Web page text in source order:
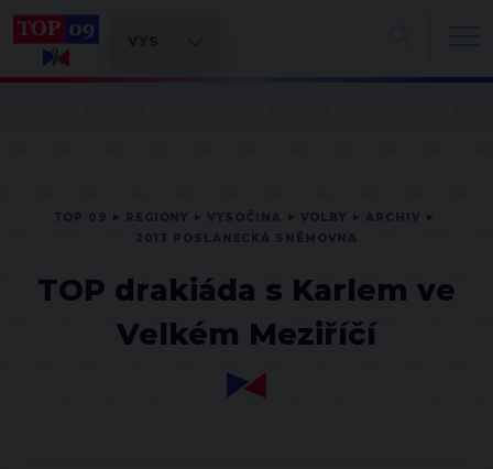
TOP drakiáda s Karlem ve
Velkém Meziříčí